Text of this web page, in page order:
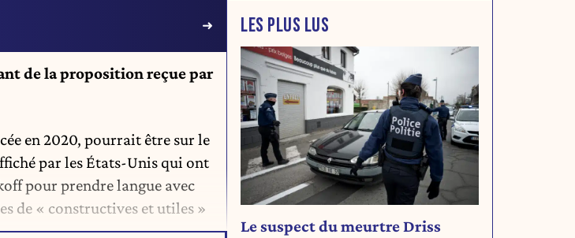
de la proposition reçue par
en 2020, pourrait être sur le
par les États-Unis qui ont
pour prendre langue avec
de « constructives et utiles »
LES PLUS LUS
Le suspect du meurtre Driss